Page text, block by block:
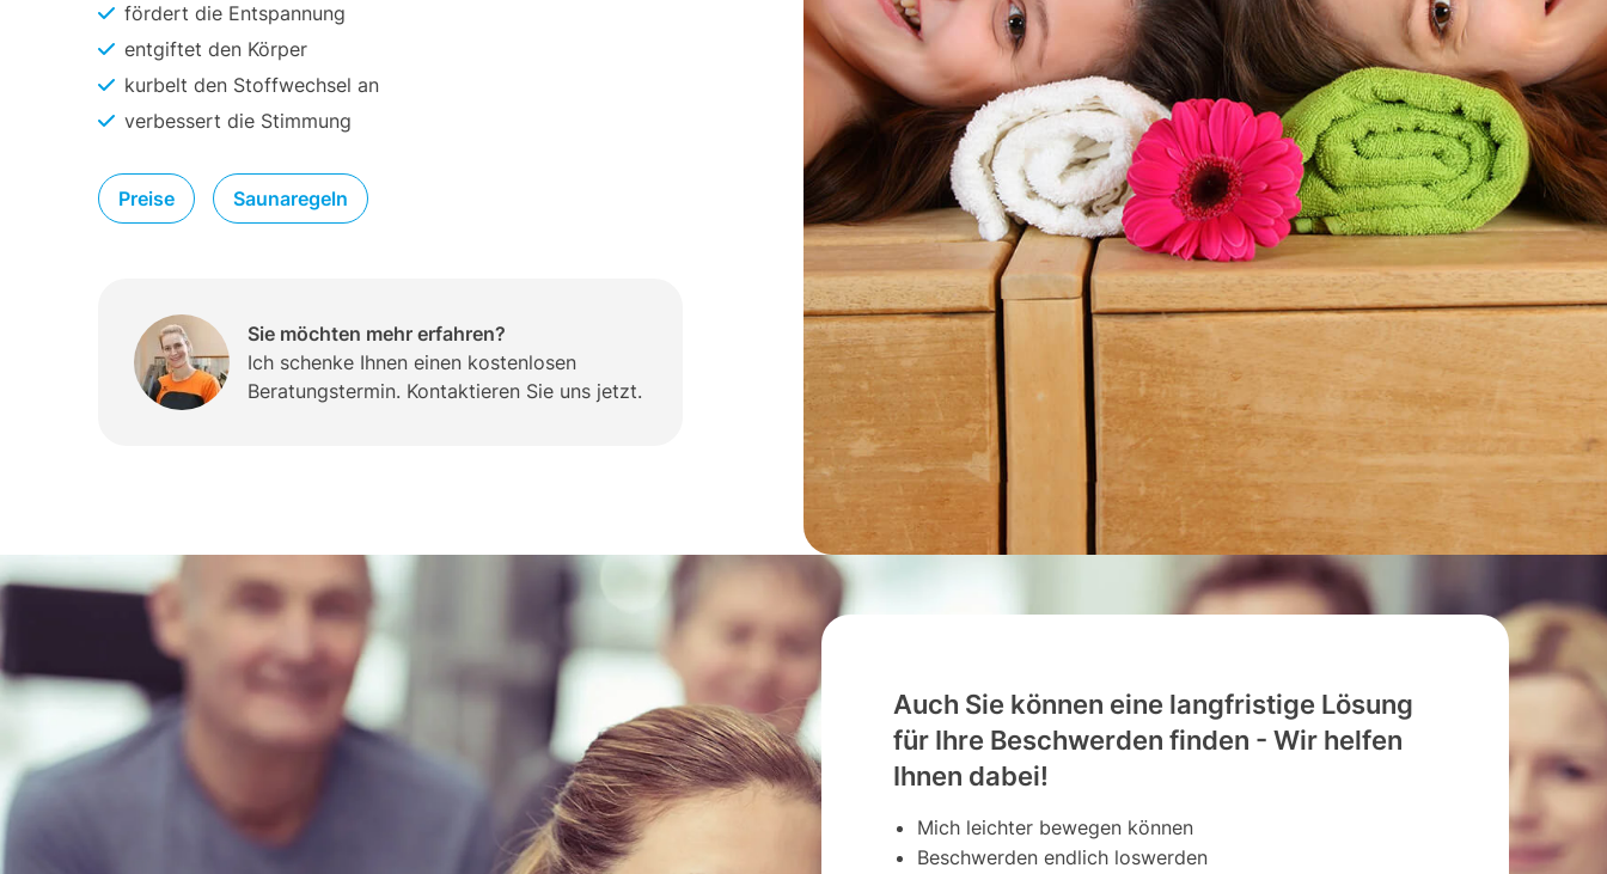
fördert die Entspannung
entgiftet den Körper
kurbelt den Stoffwechsel an
verbessert die Stimmung
Preise Saunaregeln
Sie möchten mehr erfahren?
Ich schenke Ihnen einen kostenlosen
Beratungstermin. Kontaktieren Sie uns jetzt.
Auch Sie können eine langfristige Lösung
für Ihre Beschwerden finden - Wir helfen
Ihnen dabei!
Mich leichter bewegen können
Beschwerden endlich loswerden